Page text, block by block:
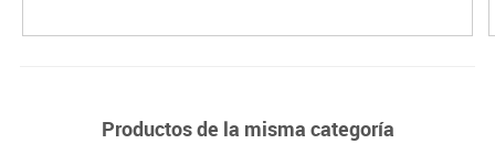
Productos de la misma categoría